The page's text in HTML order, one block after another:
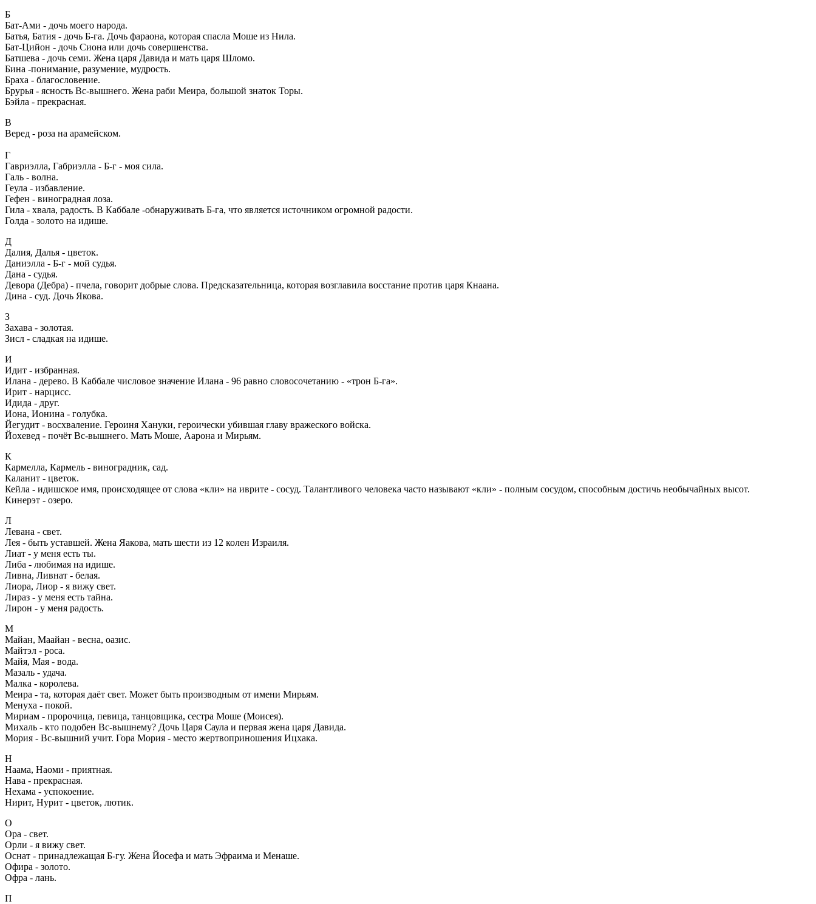
Б
Бат-Ами - дочь моего народа.
Батья, Батия - дочь Б-га. Дочь фараона, которая спасла Моше из Нила.
Бат-Цийон - дочь Сиона или дочь совершенства.
Батшева - дочь семи. Жена царя Давида и мать царя Шломо.
Бина -понимание, разумение, мудрость.
Браха - благословение.
Брурья - ясность Вс-вышнего. Жена раби Меира, большой знаток Торы.
Бэйла - прекрасная.
В
Веред - роза на арамейском.
Г
Гавриэлла, Габриэлла - Б-г - моя сила.
Галь - волна.
Геула - избавление.
Гефен - виноградная лоза.
Гила - хвала, радость. В Каббале -обнаруживать Б-га, что является источником огромной радости.
Голда - золото на идише.
Д
Далия, Далья - цветок.
Даниэлла - Б-г - мой судья.
Дана - судья.
Девора (Дебра) - пчела, говорит добрые слова. Предсказательница, которая возглавила восстание против царя Кнаана.
Дина - суд. Дочь Якова.
З
Захава - золотая.
Зисл - сладкая на идише.
И
Идит - избранная.
Илана - дерево. В Каббале числовое значение Илана - 96 равно словосочетанию - «трон Б-га».
Ирит - нарцисс.
Идида - друг.
Иона, Ионина - голубка.
Йегудит - восхваление. Героиня Хануки, героически убившая главу вражеского войска.
Йохевед - почёт Вс-вышнего. Мать Моше, Аарона и Мирьям.
К
Кармелла, Кармель - виноградник, сад.
Каланит - цветок.
Кейла - идишское имя, происходящее от слова «кли» на иврите - сосуд. Талантливого человека часто называют «кли» - полным сосудом, способным достичь необычайных высот.
Кинерэт - озеро.
Л
Левана - свет.
Лея - быть уставшей. Жена Яакова, мать шести из 12 колен Израиля.
Лиат - у меня есть ты.
Либа - любимая на идише.
Ливна, Ливнат - белая.
Лиора, Лиор - я вижу свет.
Лираз - у меня есть тайна.
Лирон - у меня радость.
М
Майан, Маайан - весна, оазис.
Майтэл - роса.
Mайя, Мая - вода.
Мазаль - удача.
Малка - королева.
Меира - та, которая даёт свет. Может быть производным от имени Мирьям.
Менуха - покой.
Мириам - пророчица, певица, танцовщика, сестра Моше (Моисея).
Михаль - кто подобен Вс-вышнему? Дочь Царя Саула и первая жена царя Давида.
Мория - Вс-вышний учит. Гора Мория - место жертвоприношения Ицхака.
Н
Наама, Наоми - приятная.
Нава - прекрасная.
Нехама - успокоение.
Нирит, Нурит - цветок, лютик.
О
Ора - свет.
Орли - я вижу свет.
Оснат - принадлежащая Б-гу. Жена Йосефа и мать Эфраима и Менаше.
Офира - золото.
Офра - лань.
П